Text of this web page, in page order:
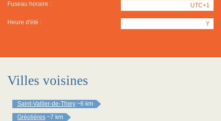
Fuseau horaire : UTC+1
Heure d'été : Y
Villes voisines
Saint-Vallier-de-Thiey ~6 km
Gréolières ~7 km